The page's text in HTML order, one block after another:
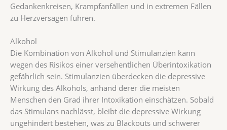
Gedankenkreisen, Krampfanfällen und in extremen Fällen
zu Herzversagen führen.
Alkohol
Die Kombination von Alkohol und Stimulanzien kann
wegen des Risikos einer versehentlichen Überintoxikation
gefährlich sein. Stimulanzien überdecken die depressive
Wirkung des Alkohols, anhand derer die meisten
Menschen den Grad ihrer Intoxikation einschätzen. Sobald
das Stimulans nachlässt, bleibt die depressive Wirkung
ungehindert bestehen, was zu Blackouts und schwerer